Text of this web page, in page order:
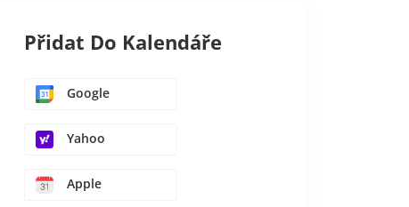
Přidat Do Kalendáře
Google
Yahoo
Apple